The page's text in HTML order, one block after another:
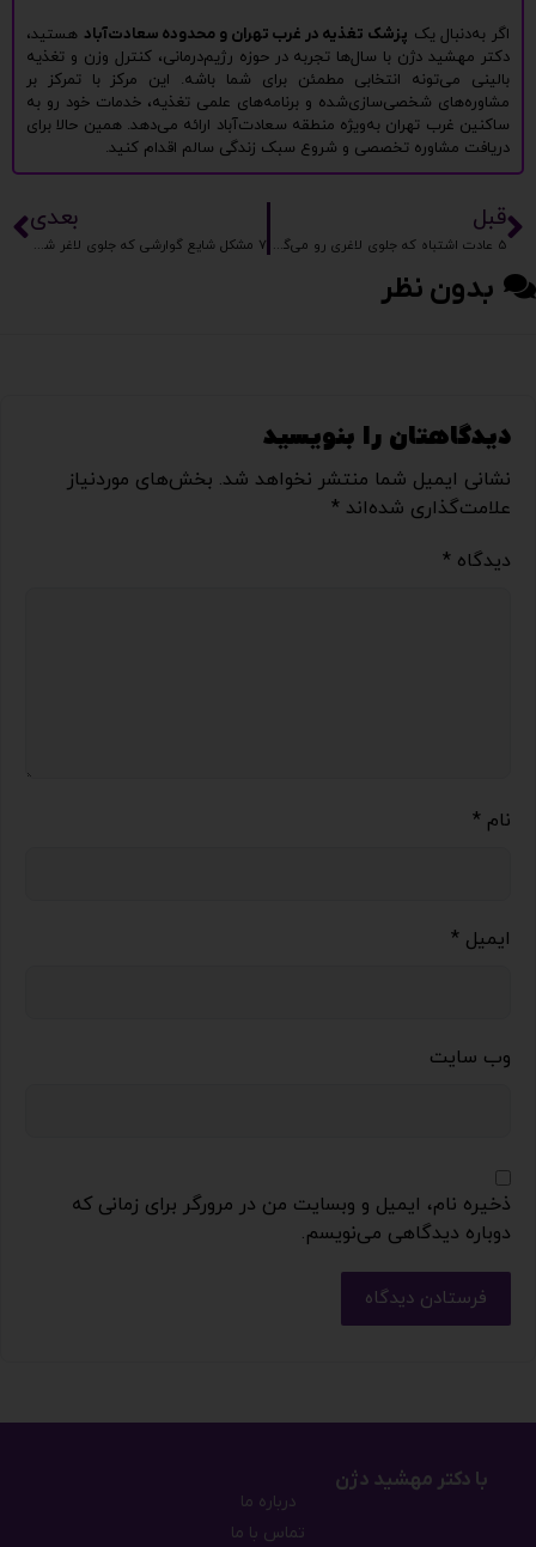
اگر به‌دنبال یک پزشک تغذیه در غرب تهران و محدوده سعادت‌آباد هستید،
دکتر مهشید دژن با سال‌ها تجربه در حوزه رژیم‌درمانی، کنترل وزن و تغذیه
بالینی می‌تونه انتخابی مطمئن برای شما باشه. این مرکز با تمرکز بر
مشاوره‌های شخصی‌سازی‌شده و برنامه‌های علمی تغذیه، خدمات خود رو به
ساکنین غرب تهران به‌ویژه منطقه سعادت‌آباد ارائه می‌دهد. همین حالا برای
دریافت مشاوره تخصصی و شروع سبک زندگی سالم اقدام کنید.
قبل
5 عادت اشتباه که جلوی لاغری رو می‌گیرد!
بعدی
۷ مشکل شایع گوارشی که جلوی لاغر شدن شما را می‌گیرند
بدون نظر
دیدگاهتان را بنویسید
نشانی ایمیل شما منتشر نخواهد شد. بخش‌های موردنیاز
علامت‌گذاری شده‌اند *
دیدگاه *
نام *
ایمیل *
وب‌ سایت
ذخیره نام، ایمیل و وبسایت من در مرورگر برای زمانی که
دوباره دیدگاهی می‌نویسم.
فرستادن دیدگاه
با دکتر مهشید دژن
درباره ما
تماس با ما